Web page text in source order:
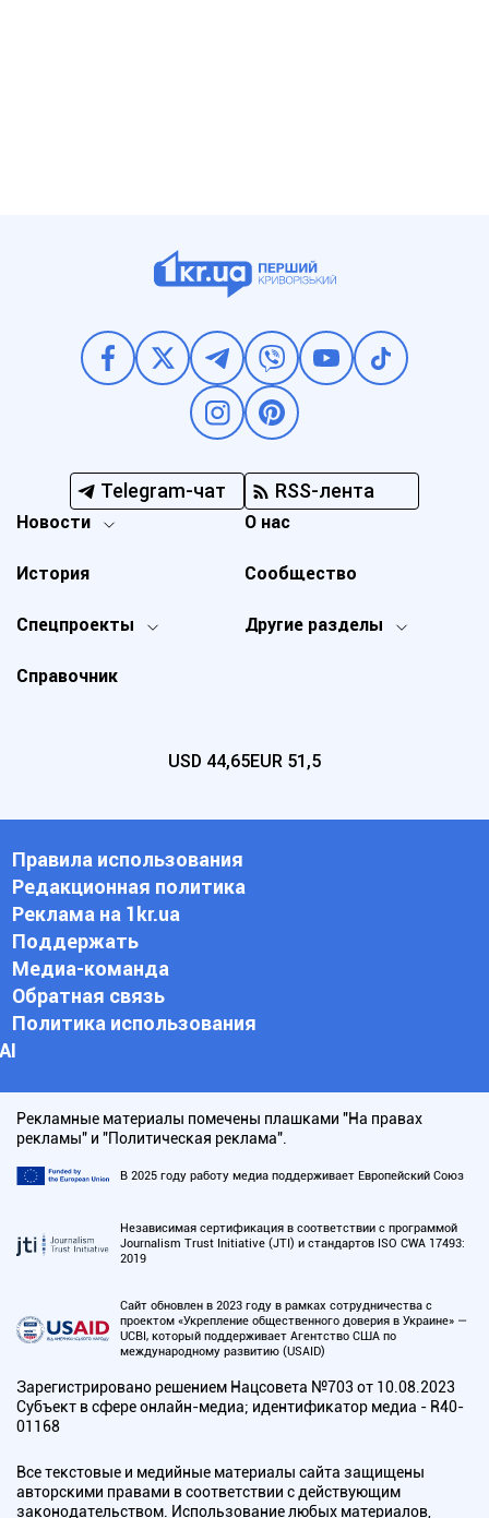
Telegram-чат RSS-лента
Новости
Спецпроекты Другие разделы
История
О нас
Справочник
Сообщество
USD 44,65EUR 51,5
Правила использования
Редакционная политика
Реклама на 1kr.ua
Поддержать
Медиа-команда
Обратная связь
Политика использования
АI
Рекламные материалы помечены плашками "На правах
рекламы" и "Политическая реклама".
В 2025 году работу медиа поддерживает Европейский Союз
Независимая сертификация в соответствии с программой
Journalism Trust Initiative (JTI) и стандартов ISO CWA 17493:
2019
Сайт обновлен в 2023 году в рамках сотрудничества с
проектом «Укрепление общественного доверия в Украине» —
UCBI, который поддерживает Агентство США по
международному развитию (USAID)
Зарегистрировано решением Нацсовета №703 от 10.08.2023
Субъект в сфере онлайн-медиа; идентификатор медиа - R40-
01168
Все текстовые и медийные материалы сайта защищены
авторскими правами в соответствии с действующим
законодательством. Использование любых материалов,